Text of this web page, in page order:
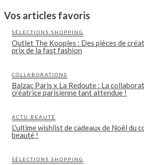
Vos articles favoris
SÉLECTIONS SHOPPING
Outlet The Kooples : Des pièces de
prix de la fast fashion
COLLABORATIONS
Balzac Paris x La Redoute : La
créatrice parisienne tant attendue !
ACTU BEAUTÉ
L'ultime wishlist de cadeaux de Noël du
beauté !
SÉLECTIONS SHOPPING